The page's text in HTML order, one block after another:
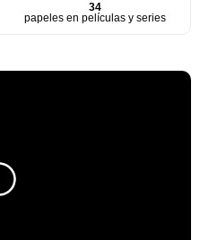
34
papeles en películas y series